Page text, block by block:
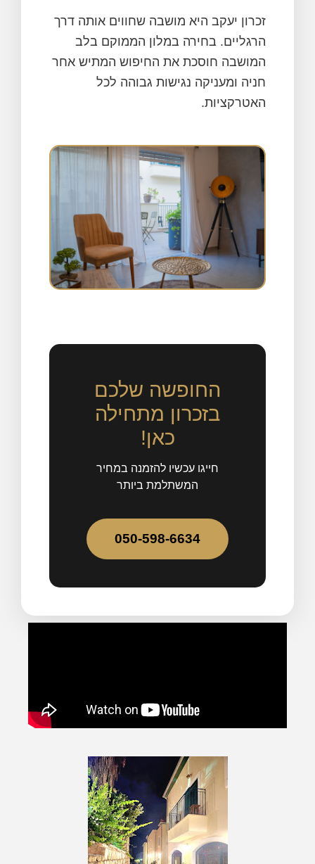
זכרון יעקב היא מושבה שחווים אותה דרך
הרגליים. בחירה במלון הממוקם בלב
המושבה חוסכת את החיפוש המתיש אחר
חניה ומעניקה נגישות גבוהה לכל
האטרקציות.
החופשה שלכם
בזכרון מתחילה
כאן!
חייגו עכשיו להזמנה במחיר
המשתלמת ביותר
050-598-6634